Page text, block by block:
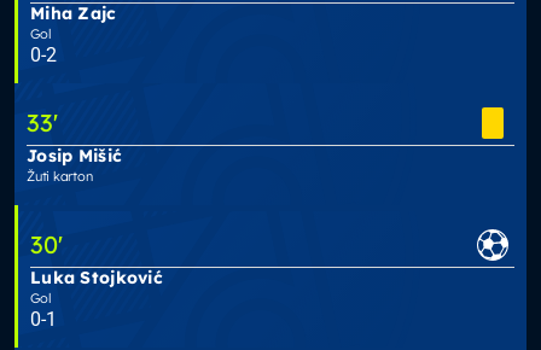
Miha Zajc
Gol
0-2
33'
Josip Mišić
Žuti karton
30'
Luka Stojković
Gol
0-1